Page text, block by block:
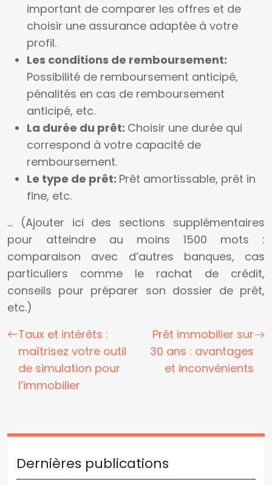
important de comparer les offres et de
choisir une assurance adaptée à votre
profil.
Les conditions de remboursement:
Possibilité de remboursement anticipé,
pénalités en cas de remboursement
anticipé, etc.
La durée du prêt: Choisir une durée qui
correspond à votre capacité de
remboursement.
Le type de prêt: Prêt amortissable, prêt in
fine, etc.
… (Ajouter ici des sections supplémentaires
pour atteindre au moins 1500 mots :
comparaison avec d’autres banques, cas
particuliers comme le rachat de crédit,
conseils pour préparer son dossier de prêt,
etc.)
Taux et intérêts :
maîtrisez votre outil
de simulation pour
l’immobilier
Prêt immobilier sur
30 ans : avantages
et inconvénients
Dernières publications